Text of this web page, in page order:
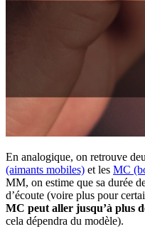
En analogique, on retrouve
(aimants mobiles) et les MC
MM, on estime que sa durée
d’écoute (voire plus pour
MC peut aller jusqu’à plus
cela dépendra du modèle).